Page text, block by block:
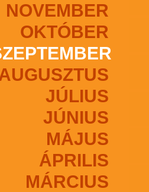
NOVEMBER
OKTÓBER
JÚLIUS
JÚNIUS
MÁJUS
ÁPRILIS
MÁRCIUS